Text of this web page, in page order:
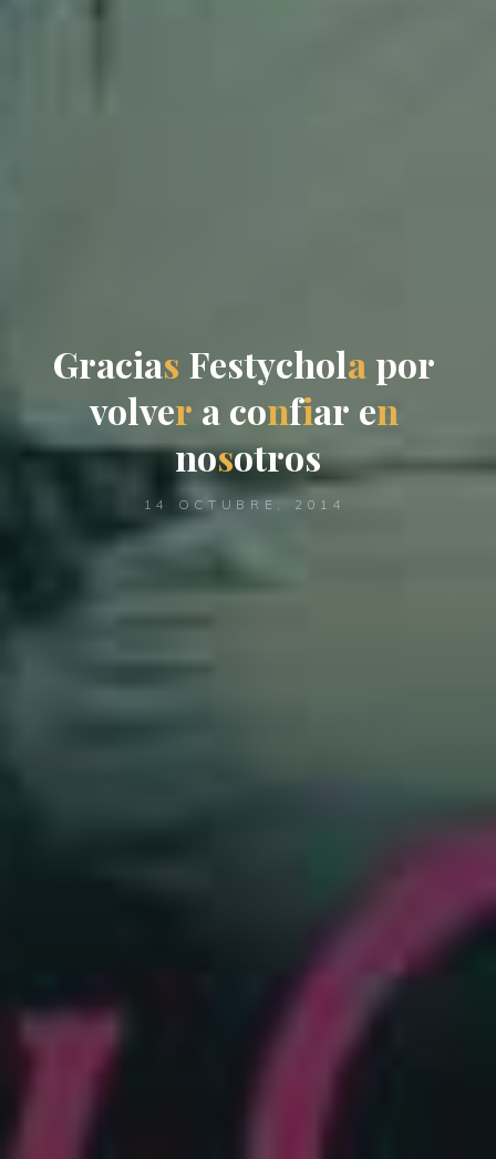
Gracias Festychola por
volver a confiar en
nosotros
14 OCTUBRE, 2014